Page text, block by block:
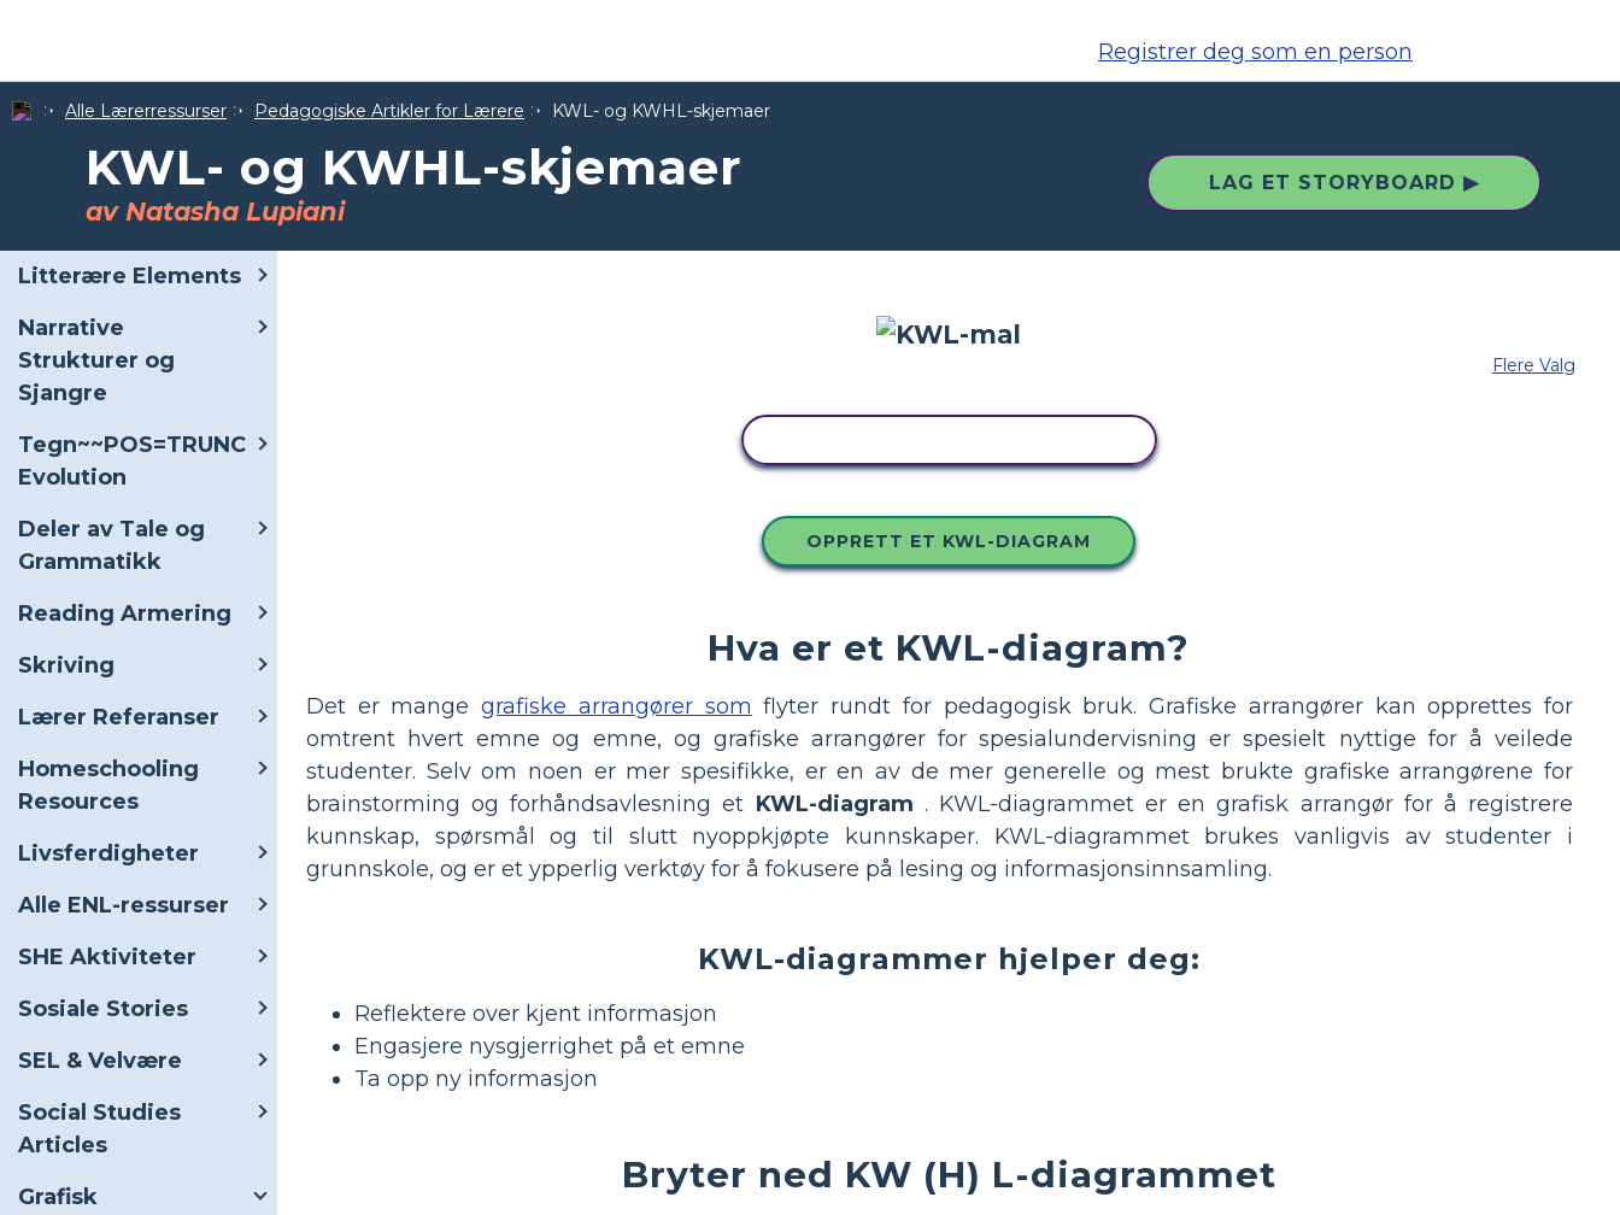
Registrer deg som en person
Alle Lærerressurser Pedagogiske Artikler for Lærere KWL- og KWHL-skjemaer
KWL- og KWHL-skjemaer
av Natasha Lupiani
LAG ET STORYBOARD ▶
Litterære Elements
Narrative
Strukturer og
Sjangre
Tegn~~POS=TRUNC
Evolution
Deler av Tale og
Grammatikk
Reading Armering
Skriving
Lærer Referanser
Homeschooling
Resources
Livsferdigheter
Alle ENL-ressurser
SHE Aktiviteter
Sosiale Stories
SEL & Velvære
Social Studies
Articles
Grafisk
Flere Valg
OPPRETT ET KWL-DIAGRAM
Hva er et KWL-diagram?
Det er mangegrafiske arrangører som flyter rundt for pedagogisk bruk. Grafiske arrangører kan opprettes for
omtrent hvert emne og emne, og grafiske arrangører for spesialundervisning er spesielt nyttige for å veilede
studenter. Selv om noen er mer spesifikke, er en av de mer generelle og mest brukte grafiske arrangørene for
brainstorming og forhåndsavlesning et KWL-diagram . KWL-diagrammet er en grafisk arrangør for å registrere
kunnskap, spørsmål og til slutt nyoppkjøpte kunnskaper. KWL-diagrammet brukes vanligvis av studenter i
grunnskole, og er et ypperlig verktøy for å fokusere på lesing og informasjonsinnsamling.
KWL-diagrammer hjelper deg:
Reflektere over kjent informasjon
Engasjere nysgjerrighet på et emne
Ta opp ny informasjon
Bryter ned KW (H) L-diagrammet